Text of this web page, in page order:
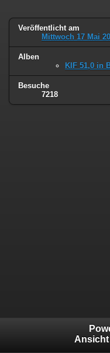
Veröffentlicht am
Mittwoch 17 Mai
Alben
KIF 51,0 in
Besuche
7218
Ansicht